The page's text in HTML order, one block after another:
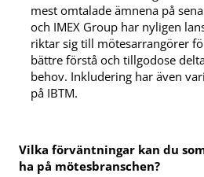
mest omtalade ämnena på
och IMEX Group har nyligen
riktar sig till mötesarrangörer
bättre förstå och tillgodose
behov. Inkludering har även
på IBTM.
Vilka förväntningar kan du
ha på mötesbranschen?